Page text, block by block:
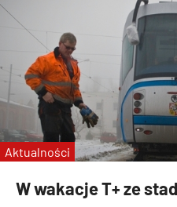
W wakacje T+ ze
Aktualności